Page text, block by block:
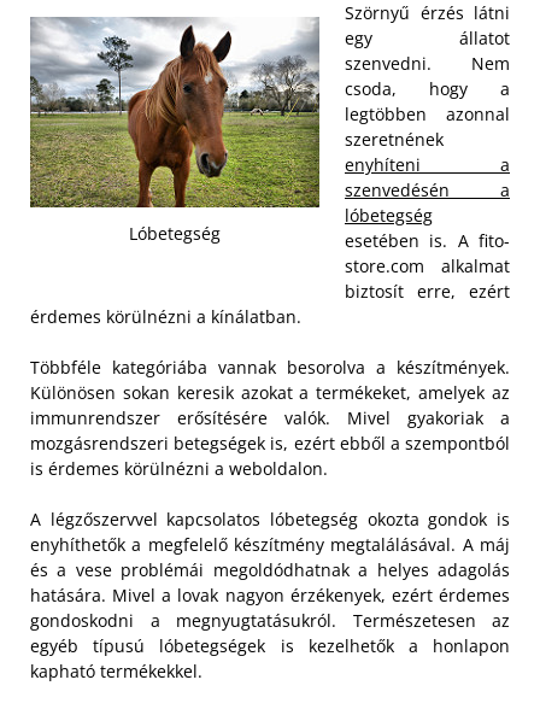
Lóbetegség
Szörnyű érzés látni
egy állatot
szenvedni. Nem
csoda, hogy a
legtöbben azonnal
szeretnének
enyhíteni a
szenvedésén a
lóbetegség
esetében is. A fito-
store.com alkalmat
biztosít erre, ezért
érdemes körülnézni a kínálatban.
Többféle kategóriába vannak besorolva a készítmények.
Különösen sokan keresik azokat a termékeket, amelyek az
immunrendszer erősítésére valók. Mivel gyakoriak a
mozgásrendszeri betegségek is, ezért ebből a szempontból
is érdemes körülnézni a weboldalon.
A légzőszervvel kapcsolatos lóbetegség okozta gondok is
enyhíthetők a megfelelő készítmény megtalálásával. A máj
és a vese problémái megoldódhatnak a helyes adagolás
hatására. Mivel a lovak nagyon érzékenyek, ezért érdemes
gondoskodni a megnyugtatásukról. Természetesen az
egyéb típusú lóbetegségek is kezelhetők a honlapon
kapható termékekkel.